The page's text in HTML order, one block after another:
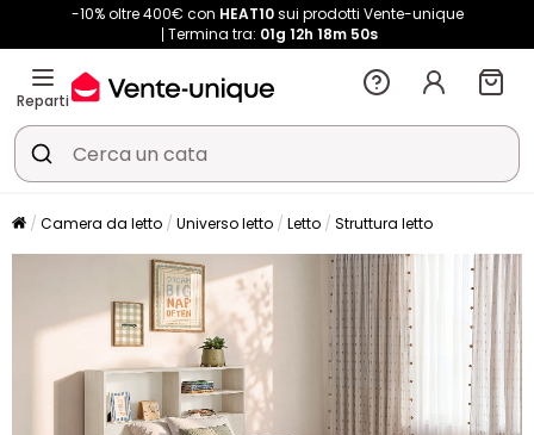
-10% oltre 400€ con HEAT10sui prodotti Vente-unique
Termina tra: 01g 12h 18m 50s
Reparti
Camera da letto Universo letto Letto Struttura letto